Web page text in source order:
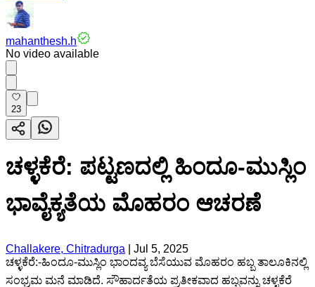
mahanthesh.h
No video available
23
ಚಳ್ಳಕೆರೆ: ಪಟ್ಟಣದಲ್ಲಿ ಹಿಂದೂ-ಮುಸ್ಲಿಂ
ಭಾವೈಕ್ಯತೆಯ ಮೊಹರಂ ಆಚರಣೆ
Challakere, Chitradurga
Jul 5, 2025
ಚಳ್ಳಕೆರೆ:-ಹಿಂದೂ-ಮುಸ್ಲಿಂ ಭಾಂದವ್ಯ ಬೆಸೆಯುವ ಮೊಹರಂ ಹಬ್ಬ ತಾಲೂಕಿನಲ್ಲಿ
ಸಂಭ್ರಮ ಮನೆ ಮಾಡಿದೆ. ಸೌಹಾರ್ದತೆಯ ಪ್ರತೀಕವಾದ ಹಬ್ಬವನ್ನು ಚಳ್ಳಕೆರೆ